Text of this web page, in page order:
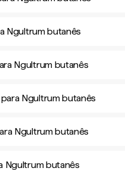
Ngultrum butanês
Ngultrum butanês
Ngultrum butanês
Ngultrum butanês
Ngultrum butanês